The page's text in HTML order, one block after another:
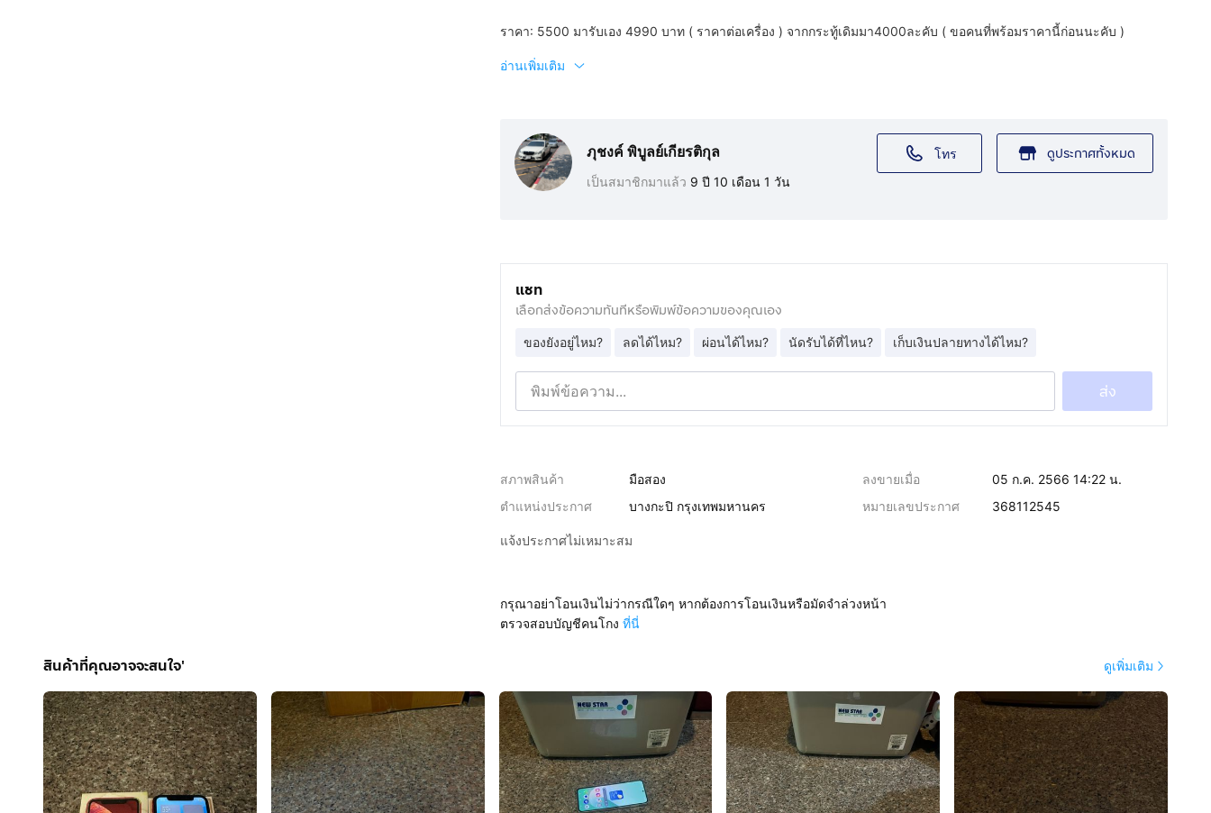
ราคา: 5500 มารับเอง 4990 บาท ( ราคาต่อเครื่อง ) จากกระทู้เดิมมา4000ละคับ ( ขอคนที่พร้อมราคานี้ก่อนนะคับ )
อ่านเพิ่มเติม
ภุชงค์ พิบูลย์เกียรติกุล
เป็นสมาชิกมาแล้ว 9 ปี 10 เดือน 1 วัน
โทร ดูประกาศทั้งหมด
แชท
เลือกส่งข้อความทันทีหรือพิมพ์ข้อความของคุณเอง
ของยังอยู่ไหม? ลดได้ไหม? ผ่อนได้ไหม? นัดรับได้ที่ไหน? เก็บเงินปลายทางได้ไหม?
ส่ง
สภาพสินค้า มือสอง ลงขายเมื่อ
05 ก.ค. 2566 14:22 น.
ตำแหน่งประกาศ
บางกะปิ กรุงเทพมหานคร หมายเลขประกาศ 368112545
แจ้งประกาศไม่เหมาะสม
กรุณาอย่าโอนเงินไม่ว่ากรณีใดๆ หากต้องการโอนเงินหรือมัดจำล่วงหน้า
ตรวจสอบบัญชีคนโกง ที่นี่
สินค้าที่คุณอาจจะสนใจ' ดูเพิ่มเติม